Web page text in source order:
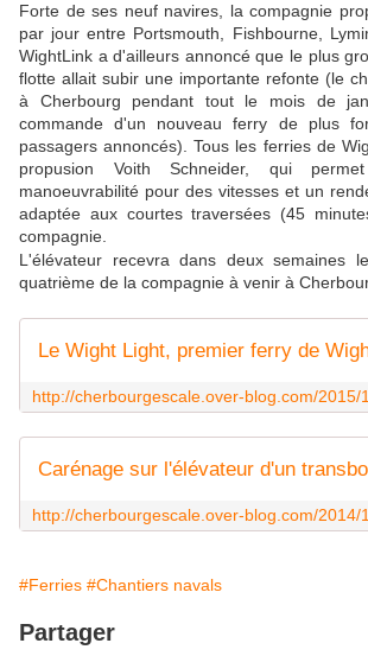
Forte de ses neuf navires, la compagnie
par jour entre Portsmouth, Fishbourne,
WightLink a d'ailleurs annoncé que le plus
flotte allait subir une importante refonte (le
à Cherbourg pendant tout le mois de
commande d'un nouveau ferry de plus
passagers annoncés). Tous les ferries de
propusion Voith Schneider, qui
manoeuvrabilité pour des vitesses et un
adaptée aux courtes traversées (45
compagnie.
L'élévateur recevra dans deux semaines
quatrième de la compagnie à venir à
#Ferries #Chantiers navals
Partager